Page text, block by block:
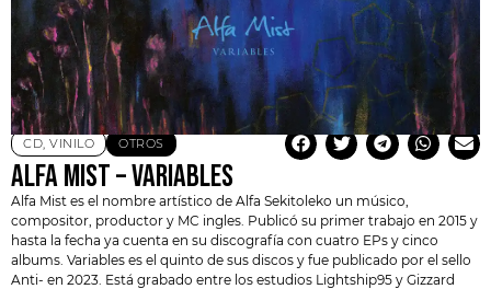
CD, VINILO OTROS
ALFA MIST – VARIABLES
Alfa Mist es el nombre artístico de Alfa Sekitoleko un músico,
compositor, productor y MC ingles. Publicó su primer trabajo en 2015 y
hasta la fecha ya cuenta en su discografía con cuatro EPs y cinco
albums. Variables es el quinto de sus discos y fue publicado por el sello
Anti- en 2023. Está grabado entre los estudios Lightship95 y Gizzard